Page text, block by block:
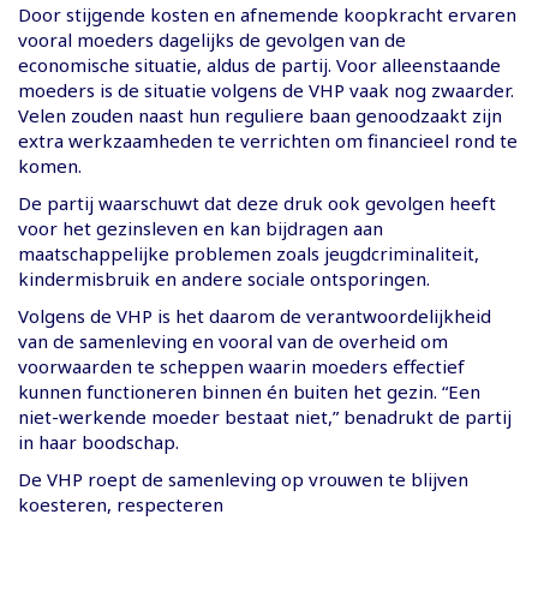
Door stijgende kosten en afnemende koopkracht ervaren
vooral moeders dagelijks de gevolgen van de
economische situatie, aldus de partij. Voor alleenstaande
moeders is de situatie volgens de VHP vaak nog zwaarder.
Velen zouden naast hun reguliere baan genoodzaakt zijn
extra werkzaamheden te verrichten om financieel rond te
komen.
De partij waarschuwt dat deze druk ook gevolgen heeft
voor het gezinsleven en kan bijdragen aan
maatschappelijke problemen zoals jeugdcriminaliteit,
kindermisbruik en andere sociale ontsporingen.
Volgens de VHP is het daarom de verantwoordelijkheid
van de samenleving en vooral van de overheid om
voorwaarden te scheppen waarin moeders effectief
kunnen functioneren binnen én buiten het gezin. “Een
niet-werkende moeder bestaat niet,” benadrukt de partij
in haar boodschap.
De VHP roept de samenleving op vrouwen te blijven
koesteren, respecteren